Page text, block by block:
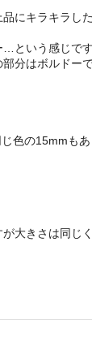
にキラキラし
という感じです
分はボルドー
色の15mmもあ
大きさは同じ